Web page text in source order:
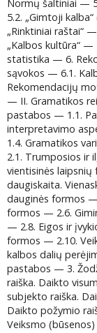
Normų šaltiniai —
5.2. „Gimtoji
„Rinktiniai raštai“
„Kalbos kultūra“ —
statistika — 6.
sąvokos — 6.1.
Rekomendacijų
— II. Gramatikos
pastabos — 1.1.
interpretavimo
1.4. Gramatikos
2.1. Trumposios ir
vientisinės
daugiskaita.
dauginės formos
formos — 2.6.
— 2.8. Eigos ir
formos — 2.10.
kalbos dalių
pastabos — 3.
raiška. Daikto
subjekto raiška.
Daikto požymio
Veiksmo (būsenos)